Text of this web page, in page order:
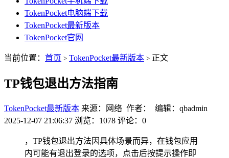
TokenPocket电脑端下载
TokenPocket最新版本
TokenPocket官网
当前位置： 首页 > TokenPocket最新版本 > 正文
TP钱包退出方法指南
TokenPocket最新版本 来源：网络 作者： 编辑：qbadmin
2025-12-07 21:06:37 浏览：1078 评论：0
，TP钱包退出方法因具体场景而异，在钱包应用
内可能有退出登录的选项，点击后按提示操作即